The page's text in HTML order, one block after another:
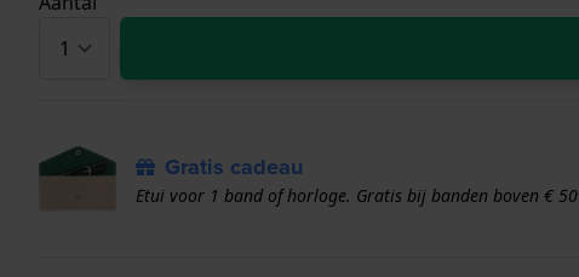
Gratis cadeau
Etui voor 1 band of horloge. Gratis bij banden boven € 50